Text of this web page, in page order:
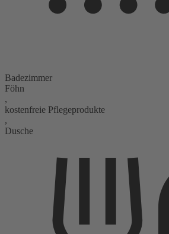
Badezimmer
Föhn
,
kostenfreie Pflegeprodukte
,
Dusche